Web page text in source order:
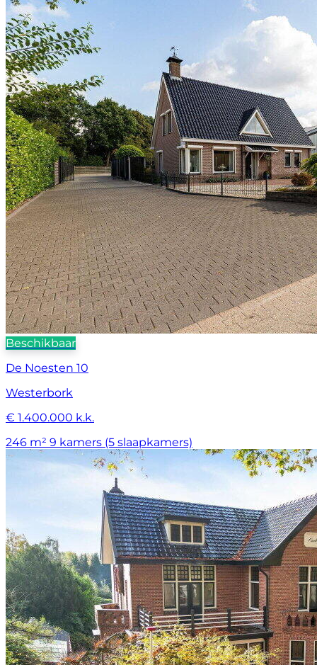
Beschikbaar
De Noesten 10
Westerbork
€ 1.400.000 k.k.
246 m² 9 kamers (5 slaapkamers)